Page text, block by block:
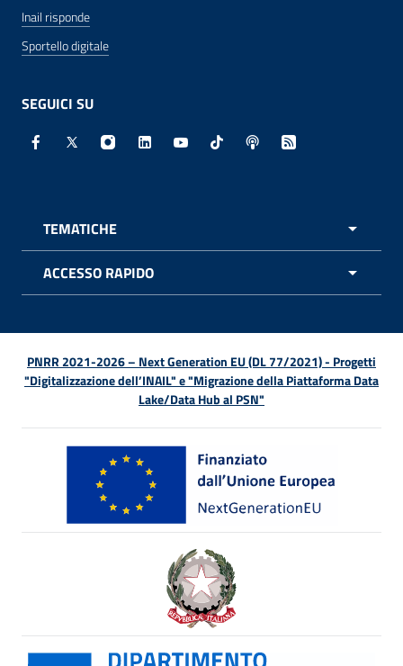
Inail risponde
Sportello digitale
SEGUICI SU
Facebook - Sito esterno - Apertura in nuova finestra
X - Sito esterno - Apertura in nuova finestra
Instagram - Sito esterno - Apertura in
Linkedin - Sito esterno - Apertura in
Youtube - Sito esterno -
TikTok - Sito esterno -
Spreaker - Sito
Feed RSS -
TEMATICHE
ACCESSO RAPIDO
PNRR 2021-2026 – Next Generation EU (DL 77/2021) - Progetti
"Digitalizzazione dell’INAIL" e "Migrazione della Piattaforma Data
Lake/Data Hub al PSN"